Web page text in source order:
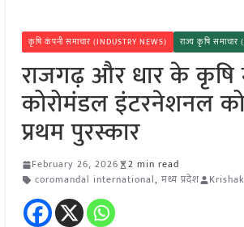
कृषि कंपनी समाचार (INDUSTRY NEWS) राज्य कृषि समाचार
राजगढ़ और धार के
कोरोमंडल इंटरनेशनल
प्रथम पुरस्कार
February 26, 2026
2 min read
coromandal international, मध्य प्रदेश